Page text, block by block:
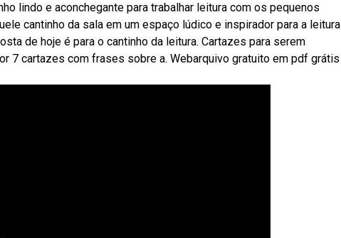
lindo e aconchegante para trabalhar leitura com os pequenos
cantinho da sala em um espaço lúdico e inspirador para a leitura
de hoje é para o cantinho da leitura. Cartazes para serem
7 cartazes com frases sobre a. Webarquivo gratuito em pdf grátis